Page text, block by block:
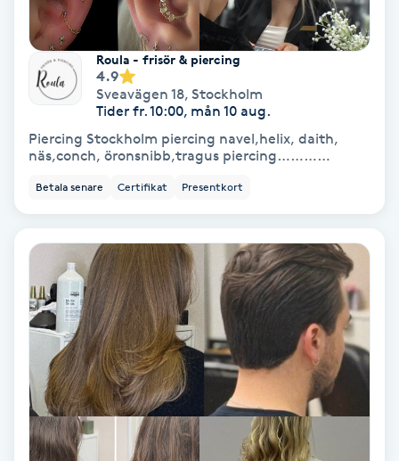
Fotmassage
Fotsvamp
Fotvård
Fransar
Fransborttagning
Fransfärgning
Fransförlängning
Fransförlängning Megavolym
Fransförlängning Volym
Roula - frisör & piercing
4.9
Sveavägen 18, Stockholm
Tider fr. 10:00, mån 10 aug.
Piercing Stockholm piercing navel,helix, daith,
näs,conch, öronsnibb,tragus piercing…………
Betala senare Certifikat Presentkort